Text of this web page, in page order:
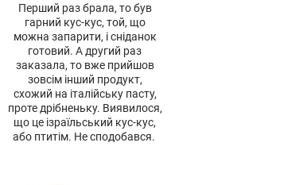
Перший раз брала, то був
гарний кус-кус, той, що
можна запарити, і сніданок
готовий. А другий раз
заказала, то вже прийшов
зовсім інший продукт,
схожий на італійську пасту,
проте дрібненьку. Виявилося,
що це ізраїльський кус-кус,
або птитім. Не сподобався.